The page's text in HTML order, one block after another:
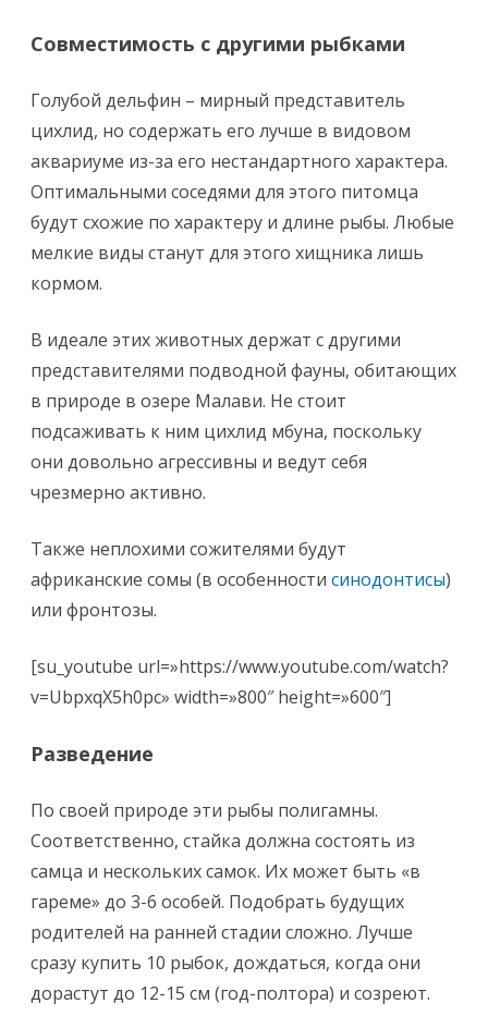
Совместимость с другими рыбками
Голубой дельфин – мирный представитель
цихлид, но содержать его лучше в видовом
аквариуме из-за его нестандартного характера.
Оптимальными соседями для этого питомца
будут схожие по характеру и длине рыбы. Любые
мелкие виды станут для этого хищника лишь
кормом.
В идеале этих животных держат с другими
представителями подводной фауны, обитающих
в природе в озере Малави. Не стоит
подсаживать к ним цихлид мбуна, поскольку
они довольно агрессивны и ведут себя
чрезмерно активно.
Также неплохими сожителями будут
африканские сомы (в особенности синодонтисы)
или фронтозы.
[su_youtube url=»https://www.youtube.com/watch?
v=UbpxqX5h0pc» width=»800″ height=»600″]
Разведение
По своей природе эти рыбы полигамны.
Соответственно, стайка должна состоять из
самца и нескольких самок. Их может быть «в
гареме» до 3-6 особей. Подобрать будущих
родителей на ранней стадии сложно. Лучше
сразу купить 10 рыбок, дождаться, когда они
дорастут до 12-15 см (год-полтора) и созреют.